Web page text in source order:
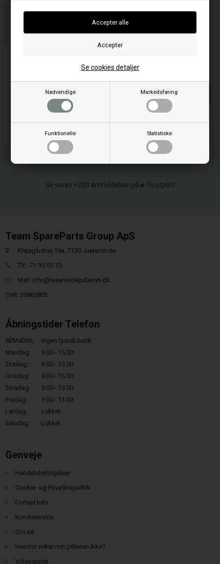
Nødvendige Markedsføring
Funktionelle Statistiske
Se cookies detaljer
og vi sender idag
Din ordre afsendes på mandag
Priserne er inkl. moms
DKK
Føj til kurv
På lager
Leveringstid 1-2 hverdage
Se vores +200 anmeldelser på Trustpilot
Team SpareParts Group ApS
Klejsgårdvej 19a, 7130 Juelsminde
Tlf.: 71 99 55 10
Mail: info@reservedelpilleovn.dk
CVR: 35862803
Åbningstider Telefon
BEMÆRK,
Ingen fysisk butik
Mandag:
9.00 - 15.00
Tirsdag:
9.00 - 15.00
Onsdag:
9.00 - 15.00
Torsdag:
9.00 - 15.00
Fredag:
9.00 - 13.00
Lørdag:
Lukket
Søndag.:
Lukket
Genveje
Handelsbetingelser
Cookie- og Privatlivspolitik
Fortryd køb
Kundeservice
Om os
Hvorfor virker min pilleovn ikke?
Videoguide